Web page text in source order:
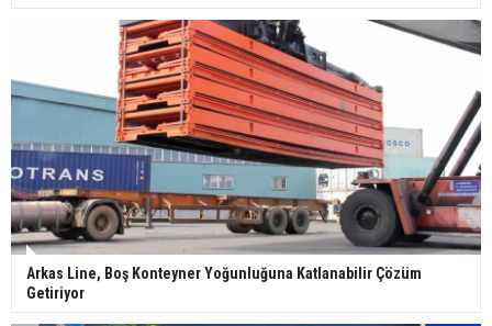
Arkas Line, Boş Konteyner Yoğunluğuna Katlanabilir Çözüm
Getiriyor